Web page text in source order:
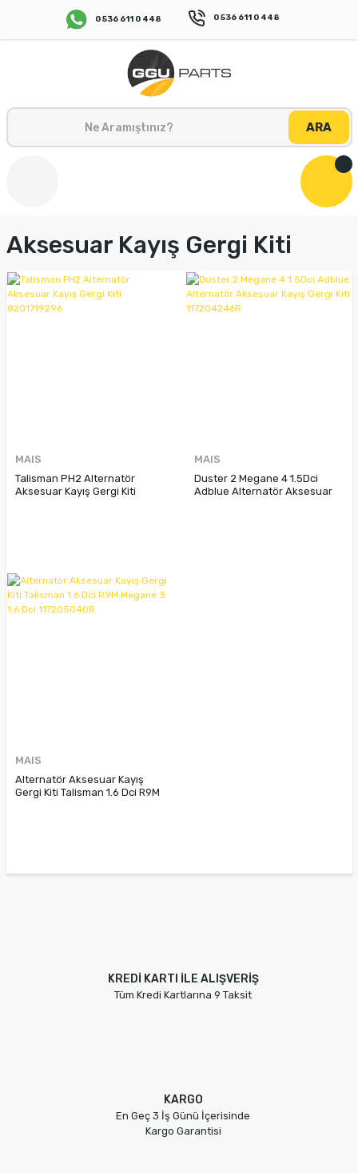
0 536 611 0 448 0 536 611 0 448
ARA
Aksesuar Kayış Gergi Kiti
MAIS
Talisman PH2 Alternatör
Aksesuar Kayış Gergi Kiti
MAIS
Duster 2 Megane 4 1.5Dci
Adblue Alternatör Aksesuar
MAIS
Alternatör Aksesuar Kayış
Gergi Kiti Talisman 1.6 Dci R9M
KREDİ KARTI İLE ALIŞVERİŞ
Tüm Kredi Kartlarına 9 Taksit
KARGO
En Geç 3 İş Günü İçerisinde
Kargo Garantisi